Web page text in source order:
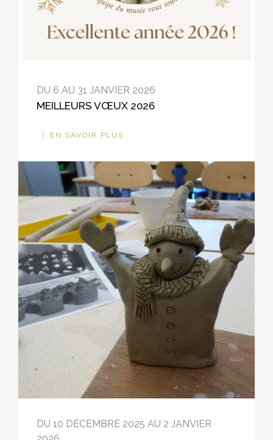
DU 6 AU 31 JANVIER 2026
MEILLEURS VŒUX 2026
EN SAVOIR PLUS
DU 10 DÉCEMBRE 2025 AU 2 JANVIER